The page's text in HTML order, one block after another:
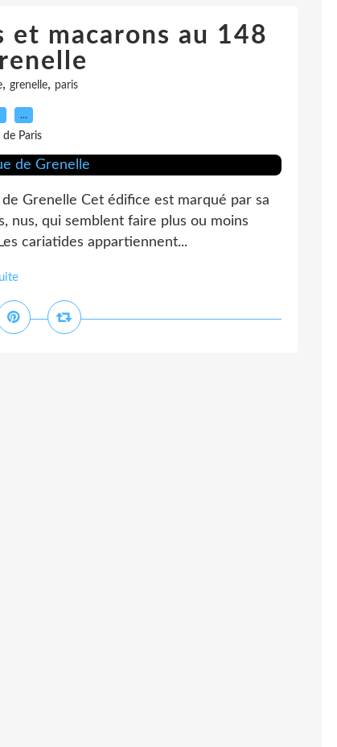
et macarons au 148
, grenelle, paris
…
Paris
Grenelle Cet édifice est marqué par sa
nus, qui semblent faire plus ou moins
cariatides appartiennent...